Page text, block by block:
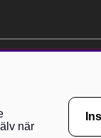
när